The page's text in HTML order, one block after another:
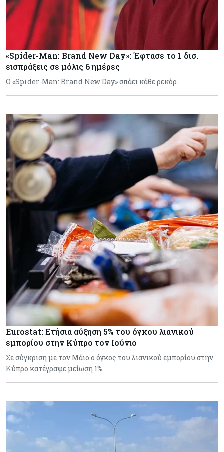
«Spider-Man: Brand New Day»: Έφτασε το 1 δισ.
εισπράξεις σε μόλις 6 ημέρες
Ο «Spider-Man: Brand New Day» σπάει κάθε ρεκόρ.
Eurostat: Ετήσια αύξηση 5% του όγκου λιανικού
εμπορίου στην Κύπρο τον Ιούνιο
Σε σύγκριση με τον Μάιο ο όγκος του λιανικού εμπορίου στην
Κύπρο κατέγραψε μείωση 1%